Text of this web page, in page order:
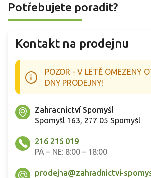
d
p
k
p
i
o
v
Potřebujete poradit?
Kontakt na prodejnu
POZOR - V LÉTĚ OMEZENY
DNY PRODEJNY!
Zahradnictví Spomyšl
Spomyšl 163, 277 05 Spomyšl
216 216 019
PÁ – NE: 8:00 – 18:00
prodejna@zahradnictvi-